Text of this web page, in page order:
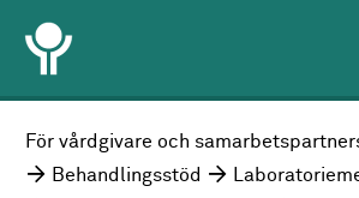
För vårdgivare och
Behandlingsstöd